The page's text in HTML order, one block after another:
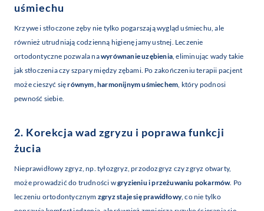
uśmiechu
Krzywe i stłoczone zęby nie tylko pogarszają wygląd uśmiechu, ale
również utrudniają codzienną higienę jamy ustnej. Leczenie
ortodontyczne pozwala nawyrównanie uzębienia, eliminując wady takie
jak stłoczenia czy szpary między zębami. Po zakończeniu terapii pacjent
może cieszyć sięrównym, harmonijnym uśmiechem, który podnosi
pewność siebie.
2. Korekcja wad zgryzu i poprawa funkcji
żucia
Nieprawidłowy zgryz, np. tyłozgryz, przodozgryz czy zgryz otwarty,
może prowadzić do trudności wgryzieniu i przeżuwaniu pokarmów. Po
leczeniu ortodontycznym zgryz staje się prawidłowy, co nie tylko